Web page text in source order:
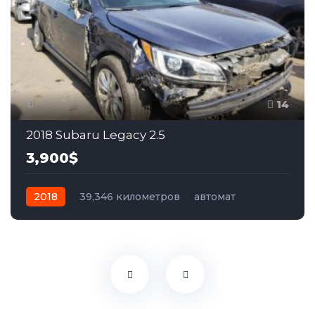
14
2018 Subaru Legacy 2.5
3,900$
2018 39,346 километров
автомат